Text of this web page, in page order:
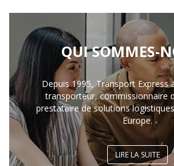
QUI SOMMES-
Depuis 1995, Transport Express
transporteur, commissionnaire
prestataire de solutions
Europe.
LIRE LA SUITE